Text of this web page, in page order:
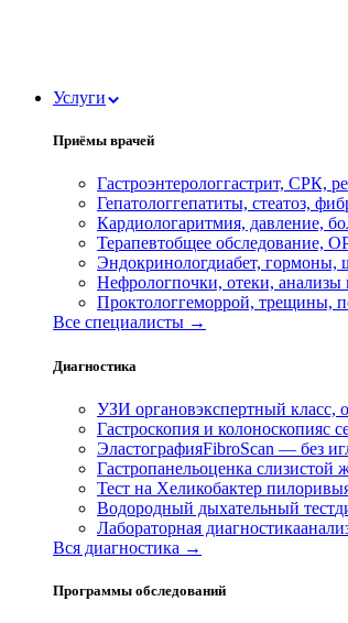
Услуги
Приёмы врачей
Гастроэнтерологгастрит, СРК,
Гепатологгепатиты, стеатоз,
Кардиологаритмия, давление,
Терапевтобщее обследование,
Эндокринологдиабет, гормоны,
Нефрологпочки, отеки, анализы
Проктологгеморрой, трещины,
Все специалисты →
Диагностика
УЗИ органовэкспертный класс,
Гастроскопия и колоноскопияс
ЭластографияFibroScan — без
Гастропанельоценка слизистой
Тест на Хеликобактер пилори
Водородный дыхательный тест
Лабораторная диагностика
Вся диагностика →
Программы обследований